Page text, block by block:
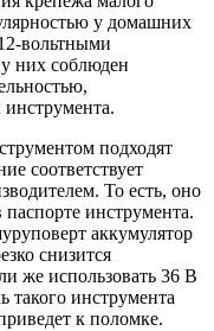
у домашних
вольтными
них соблюден
подходят
соответствует
То есть, оно
инструмента.
аккумулятор
снизится
же использовать 36 В
такого инструмента
к поломке.